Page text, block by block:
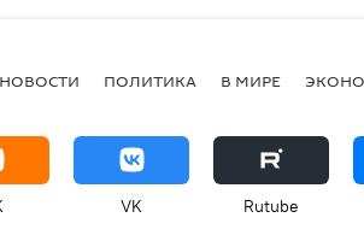
НОВОСТИ ПОЛИТИКА В МИРЕ
VK Rutube